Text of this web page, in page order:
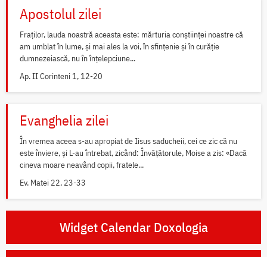
Apostolul zilei
Fraților, lauda noastră aceasta este: mărturia conștiinței noastre că
am umblat în lume, și mai ales la voi, în sfințenie și în curăție
dumnezeiască, nu în înțelepciune...
Ap. II Corinteni 1, 12-20
Evanghelia zilei
În vremea aceea s-au apropiat de Iisus saducheii, cei ce zic că nu
este înviere, și L-au întrebat, zicând: Învățătorule, Moise a zis: «Dacă
cineva moare neavând copii, fratele...
Ev. Matei 22, 23-33
Widget Calendar Doxologia